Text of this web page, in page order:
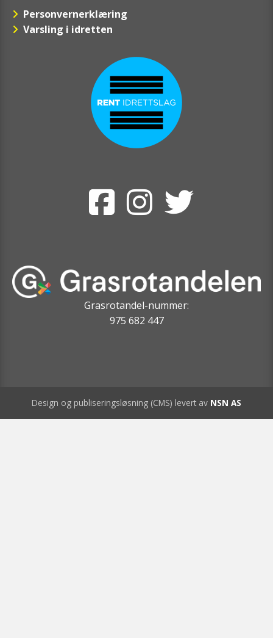
Personvernerklæring
Varsling i idretten
Grasrotandel-nummer:
975 682 447
Design og publiseringsløsning (CMS) levert av NSN AS